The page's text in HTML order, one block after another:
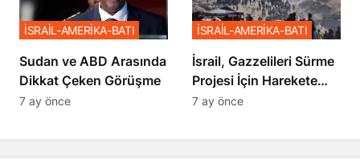
Sudan ve ABD Arasında
Dikkat Çeken Görüşme
İSRAİL-AMERİKA-BATI
7 ay önce
İsrail, Gazzelileri Sürme
Projesi İçin Harekete
Geçti
İSRAİL-AMERİKA-BATI
7 ay önce